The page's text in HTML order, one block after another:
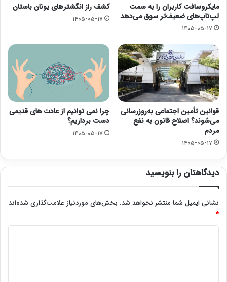
مایکروسافت کاربران را به سمت
لپ‌تاپ‌های ضعیف‌تر سوق می‌دهد
۱۴۰۵-۰۵-۱۷
کشف راز انگشترهای یونان باستان
۱۴۰۵-۰۵-۱۷
قوانین تأمین اجتماعی به‌روزرسانی
می‌شوند؟ اصلاح قانون به نفع
مردم
۱۴۰۵-۰۵-۱۷
چرا نمی توانیم از عادت های قدیمی
دست برداریم؟
۱۴۰۵-۰۵-۱۷
دیدگاهتان را بنویسید
نشانی ایمیل شما منتشر نخواهد شد. بخش‌های موردنیاز علامت‌گذاری شده‌اند
*